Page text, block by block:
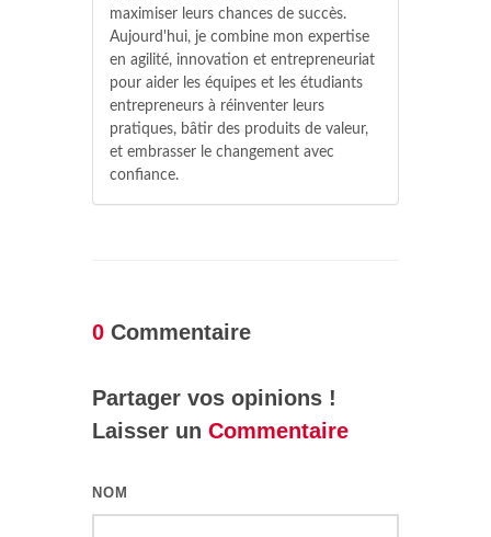
maximiser leurs chances de succès.
Aujourd'hui, je combine mon expertise
en agilité, innovation et entrepreneuriat
pour aider les équipes et les étudiants
entrepreneurs à réinventer leurs
pratiques, bâtir des produits de valeur,
et embrasser le changement avec
confiance.
0 Commentaire
Partager vos opinions !
Laisser un Commentaire
NOM